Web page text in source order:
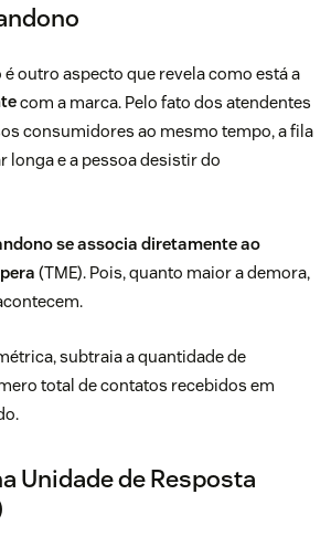
é outro aspecto que revela como está a
com a marca. Pelo fato dos atendentes
consumidores ao mesmo tempo, a fila
longa e a pessoa desistir do
se associa diretamente ao
(TME). Pois, quanto maior a demora,
subtraia a quantidade de
total de contatos recebidos em
Unidade de Resposta